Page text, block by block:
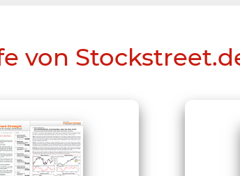
von